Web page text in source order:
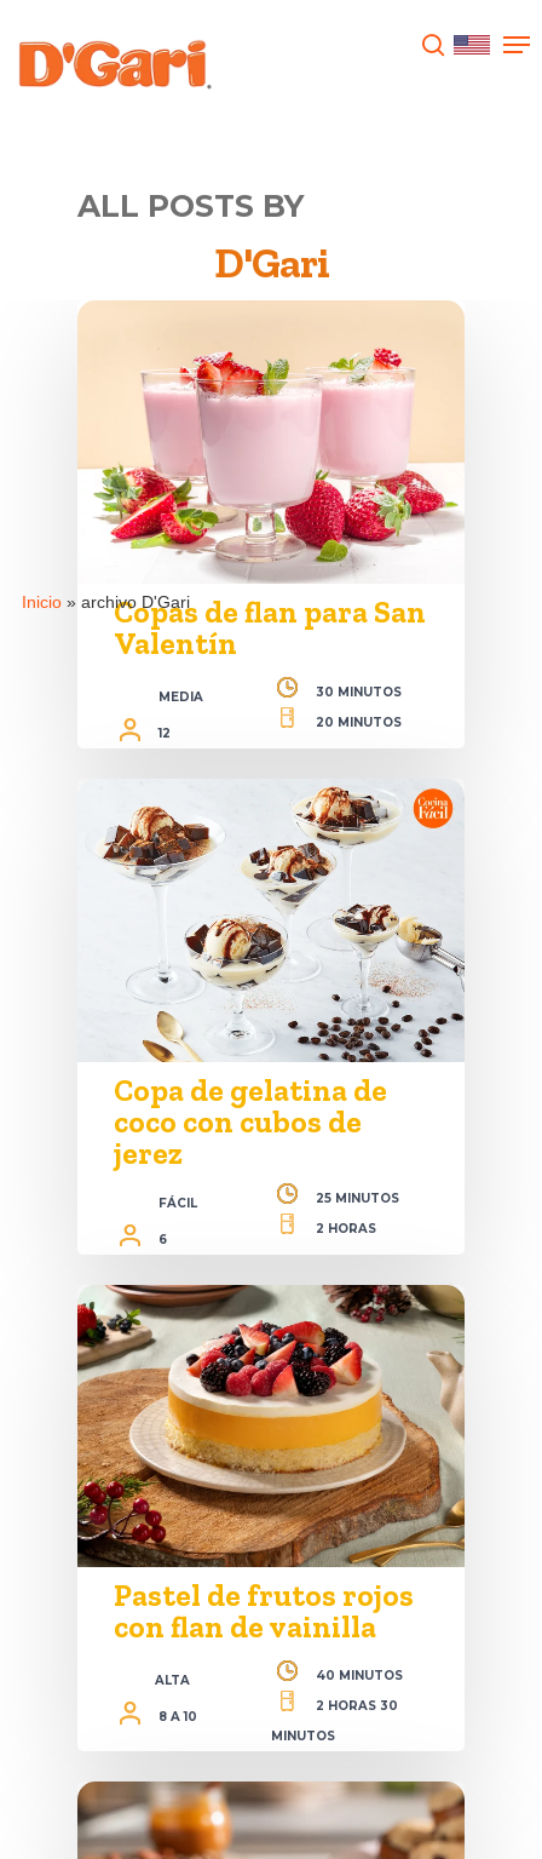
Inicio» archivo D'Gari
ALL POSTS BY
D'Gari
Copas de flan para San
Valentín
MEDIA
12
30 MINUTOS
20 MINUTOS
Copa de gelatina de
coco con cubos de
jerez
FÁCIL
6
25 MINUTOS
2 HORAS
Pastel de frutos rojos
con flan de vainilla
ALTA
8 A 10
40 MINUTOS
2 HORAS 30
MINUTOS